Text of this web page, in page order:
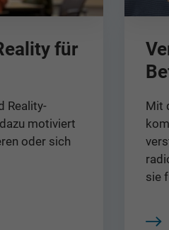
für
Reality-
motiviert
oder sich
Mit
sie